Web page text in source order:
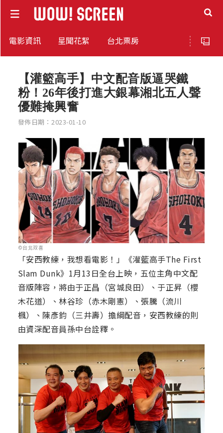
電影資訊 星聞花絮 台北票房
【灌籃高手】中文配音版逼哭鐵
粉！26年後打進大銀幕湘北五人聲
優難掩興奮
發佈日期：2023-01-10
©台北双喜
「安西教練，我想看電影！」《灌籃高手The First
Slam Dunk》1月13日全台上映，五位主角中文配
音版陣容，將由于正昌（宮城良田）、于正昇（櫻
木花道）、林谷珍（赤木剛憲）、張騰（流川
楓）、陳彥鈞（三井壽）擔綱配音，安西教練的則
由資深配音員孫中台詮釋。